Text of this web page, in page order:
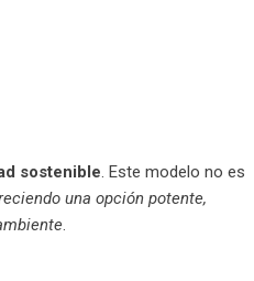
sostenible. Este modelo no es
una opción potente,
.